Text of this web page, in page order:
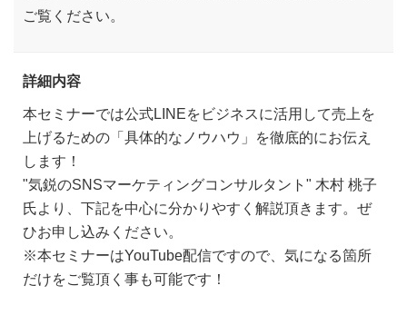
ご覧ください。
詳細内容
本セミナーでは公式LINEをビジネスに活用して売上を
上げるための「具体的なノウハウ」を徹底的にお伝え
します！
"気鋭のSNSマーケティングコンサルタント" 木村 桃子
氏より、下記を中心に分かりやすく解説頂きます。ぜ
ひお申し込みください。
※本セミナーはYouTube配信ですので、気になる箇所
だけをご覧頂く事も可能です！